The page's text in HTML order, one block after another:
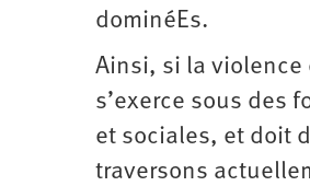
dominéEs.
Ainsi, si la violence
s’exerce sous des
et sociales, et doit
traversons